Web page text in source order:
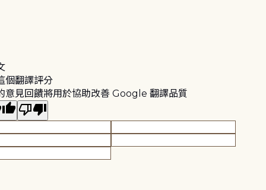
個翻譯評分
意見回饋將用於協助改善 Google 翻譯品質